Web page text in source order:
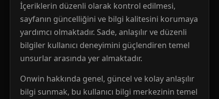
İçeriklerin düzenli olarak kontrol edilmesi,
sayfanın güncelliğini ve bilgi kalitesini korumaya
yardımcı olmaktadır. Sade, anlaşılır ve düzenli
bilgiler kullanıcı deneyimini güçlendiren temel
unsurlar arasında yer almaktadır.
Onwin hakkında genel, güncel ve kolay anlaşılır
bilgi sunmak, bu kullanıcı bilgi merkezinin temel